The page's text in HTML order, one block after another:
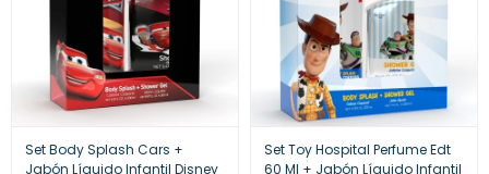
Set Body Splash Cars +
Jabón Líquido Infantil Disney
Set Toy Hospital Perfume Edt
60 Ml + Jabón Líquido Infantil